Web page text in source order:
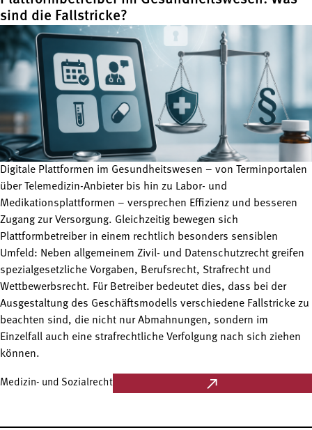
sind die Fallstricke?
Digitale Plattformen im Gesundheitswesen – von Terminportalen
über Telemedizin-Anbieter bis hin zu Labor- und
Medikationsplattformen – versprechen Effizienz und besseren
Zugang zur Versorgung. Gleichzeitig bewegen sich
Plattformbetreiber in einem rechtlich besonders sensiblen
Umfeld: Neben allgemeinem Zivil- und Datenschutzrecht greifen
spezialgesetzliche Vorgaben, Berufsrecht, Strafrecht und
Wettbewerbsrecht. Für Betreiber bedeutet dies, dass bei der
Ausgestaltung des Geschäftsmodells verschiedene Fallstricke zu
beachten sind, die nicht nur Abmahnungen, sondern im
Einzelfall auch eine strafrechtliche Verfolgung nach sich ziehen
können.
Medizin- und Sozialrecht